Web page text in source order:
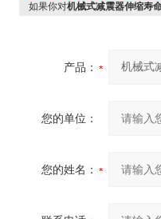
如果你对机械式减震器伸缩寿
产品：
您的单位：
您的姓名：